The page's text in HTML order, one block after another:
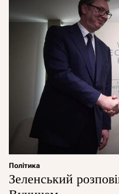
Політика
Зеленський